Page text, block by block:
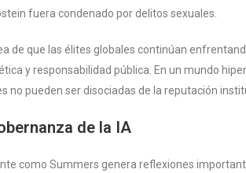
fuera condenado por delitos sexuales.
de que las élites globales continúan
y responsabilidad pública. En un mundo
no pueden ser disociadas de la reputación
de la IA
como Summers genera reflexiones